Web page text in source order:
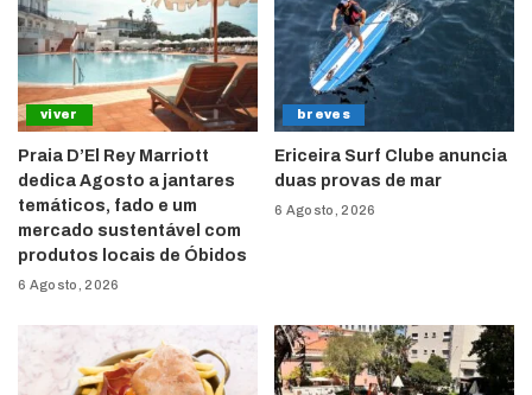
viver
Praia D’El Rey Marriott
dedica Agosto a jantares
temáticos, fado e um
mercado sustentável com
produtos locais de Óbidos
6 Agosto, 2026
breves
Ericeira Surf Clube anuncia
duas provas de mar
6 Agosto, 2026